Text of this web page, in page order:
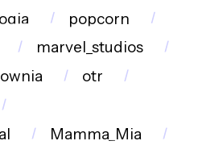
popcorn
marvel_studios
otr
Mamma_Mia